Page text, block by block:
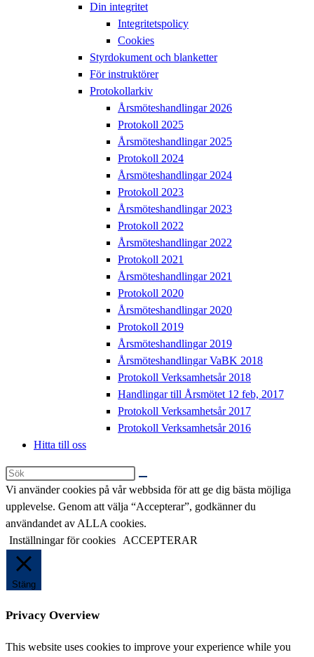
Din integritet
Integritetspolicy
Cookies
Styrdokument och blanketter
För instruktörer
Protokollarkiv
Årsmöteshandlingar 2026
Protokoll 2025
Årsmöteshandlingar 2025
Protokoll 2024
Årsmöteshandlingar 2024
Protokoll 2023
Årsmöteshandlingar 2023
Protokoll 2022
Årsmöteshandlingar 2022
Protokoll 2021
Årsmöteshandlingar 2021
Protokoll 2020
Årsmöteshandlingar 2020
Protokoll 2019
Årsmöteshandlingar 2019
Årsmöteshandlingar VaBK 2018
Protokoll Verksamhetsår 2018
Handlingar till Årsmötet 12 feb, 2017
Protokoll Verksamhetsår 2017
Protokoll Verksamhetsår 2016
Hitta till oss
Sök
på
denna
webbplats
Vi använder cookies på vår webbsida för att ge dig bästa möjliga
upplevelse. Genom att välja “Accepterar”, godkänner du
användandet av ALLA cookies.
Inställningar för cookies
ACCEPTERAR
Stäng
Privacy Overview
This website uses cookies to improve your experience while you